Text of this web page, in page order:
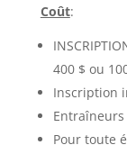
Coût:
400 $ ou
Inscription
Entraîneurs
Pour toute